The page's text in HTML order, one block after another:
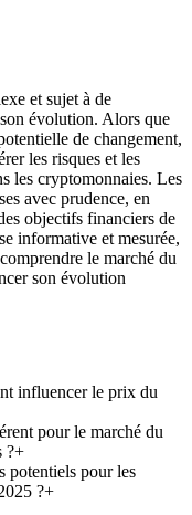
et sujet à de
évolution. Alors que
de changement,
les risques et les
les cryptomonnaies. Les
avec prudence, en
objectifs financiers de
informative et mesurée,
le marché du
son évolution
influencer le prix du
pour le marché du
?+
potentiels pour les
?+